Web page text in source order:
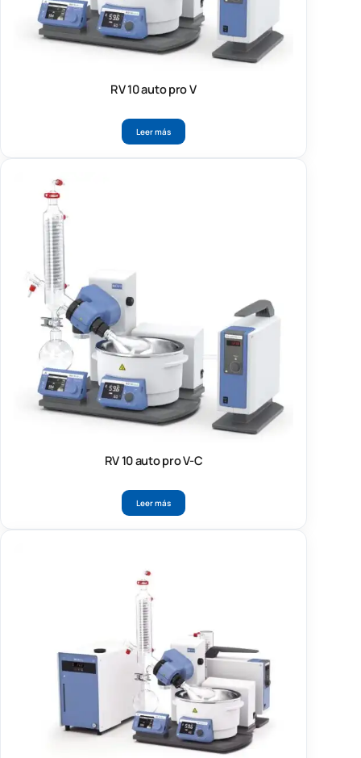
RV 10 auto pro V
Leer más
RV 10 auto pro V-C
Leer más